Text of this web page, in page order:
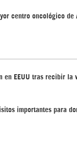
centro oncológico de
en EEUU tras recibir la
importantes para